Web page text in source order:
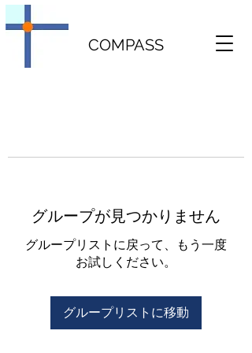
COMPASS
グループが見つかりません
グループリストに戻って、もう一度
お試しください。
グループリストに移動